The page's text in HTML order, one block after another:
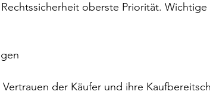
oberste Priorität. Wichtige
der Käufer und ihre